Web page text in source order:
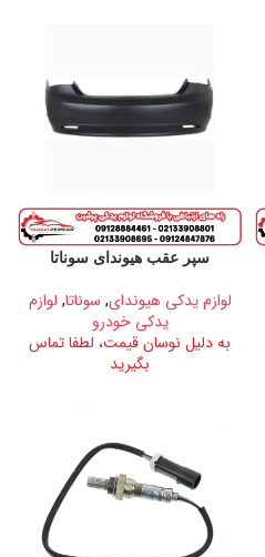
سپر عقب هیوندای سوناتا
لوازم یدکی هیوندای, سوناتا, لوازم
یدکی خودرو
به دلیل نوسان قیمت، لطفا تماس
بگیرید